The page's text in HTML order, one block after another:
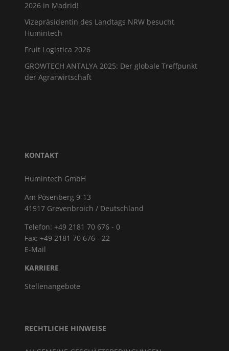
2026 in Madrid!
Vizepräsidentin des Landtags NRW besucht
Humintech
Fruit Logistica 2026
GROWTECH ANTALYA 2025: Der globale Treffpunkt
der Agrarwirtschaft
KONTAKT
Humintech GmbH
Am Pösenberg 9-13
41517 Grevenbroich / Deutschland
Telefon: +49 2181 70 676 - 0
Fax: +49 2181 70 676 - 22
E-Mail
KARRIERE
Stellenangebote
RECHTLICHE HINWEISE